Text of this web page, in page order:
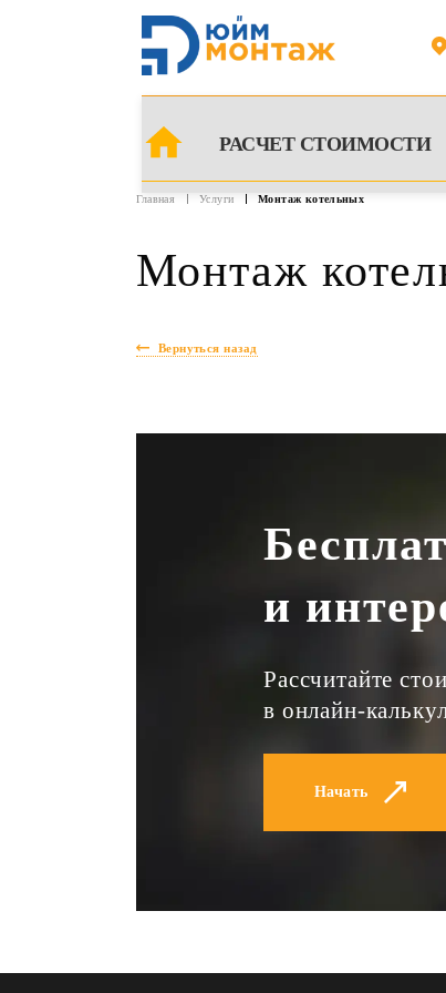
РАСЧЕТ СТОИМОСТИ
Главная Услуги Монтаж котельных
Монтаж
Вернуться назад
и
Рассчитайте
в онлайн-
Начать